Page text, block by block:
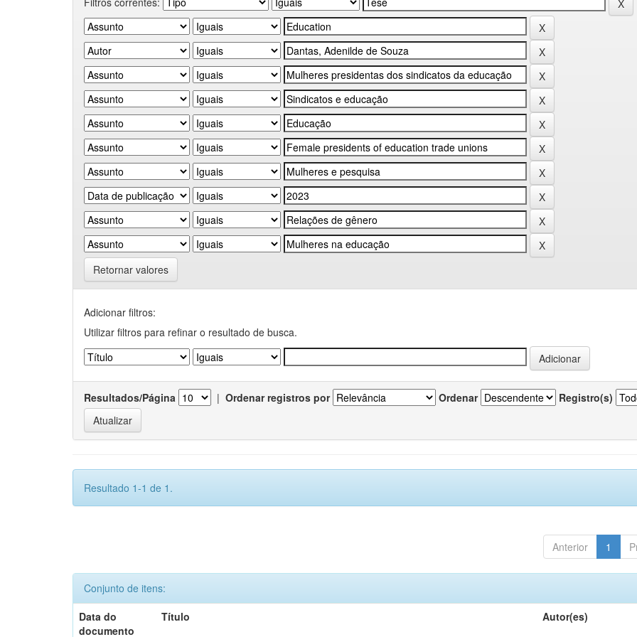
Retornar valores
Adicionar filtros:
Utilizar filtros para refinar o resultado de busca.
Resultados/Página | Ordenar registros por Ordenar Registro(s)
Resultado 1-1 de 1.
Anterior 1
Conjunto de itens:
Data do
documento
Título Autor(es)